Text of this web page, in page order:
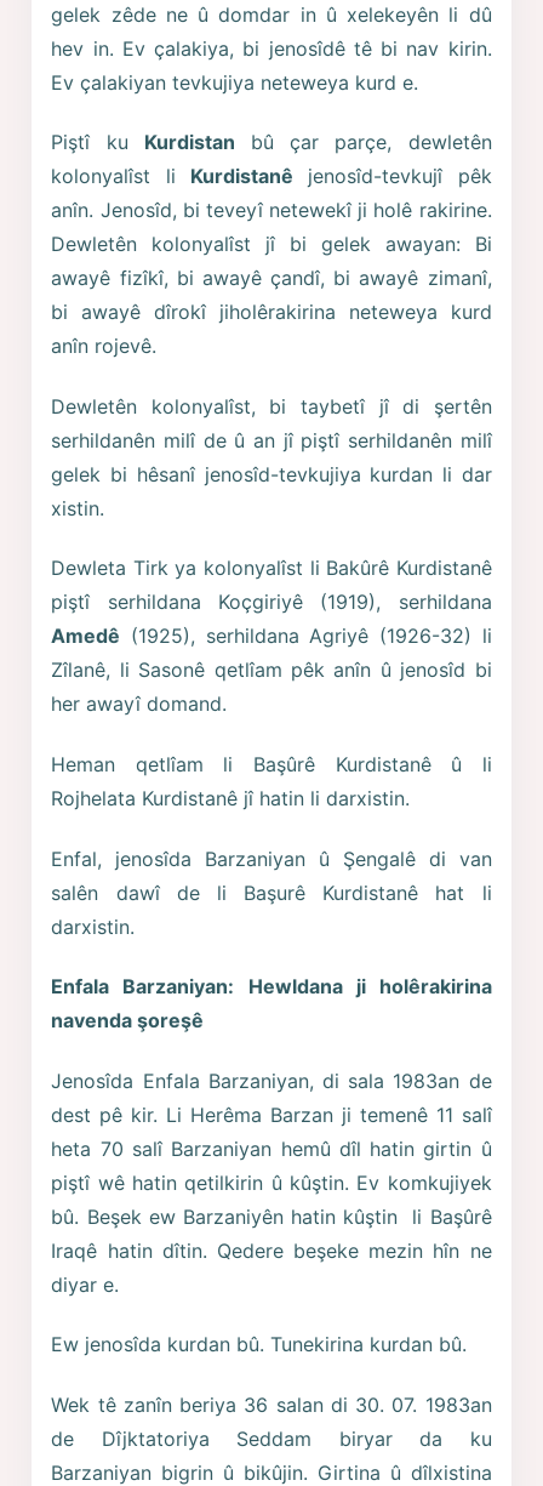
gelek zêde ne û domdar in û xelekeyên li dû
hev in. Ev çalakiya, bi jenosîdê tê bi nav kirin.
Ev çalakiyan tevkujiya neteweya kurd e.
Piştî ku Kurdistan bû çar parçe, dewletên
kolonyalîst li Kurdistanê jenosîd-tevkujî pêk
anîn. Jenosîd, bi teveyî netewekî ji holê rakirine.
Dewletên kolonyalîst jî bi gelek awayan: Bi
awayê fizîkî, bi awayê çandî, bi awayê zimanî,
bi awayê dîrokî jiholêrakirina neteweya kurd
anîn rojevê.
Dewletên kolonyalîst, bi taybetî jî di şertên
serhildanên milî de û an jî piştî serhildanên milî
gelek bi hêsanî jenosîd-tevkujiya kurdan li dar
xistin.
Dewleta Tirk ya kolonyalîst li Bakûrê Kurdistanê
piştî serhildana Koçgiriyê (1919), serhildana
Amedê (1925), serhildana Agriyê (1926-32) li
Zîlanê, li Sasonê qetlîam pêk anîn û jenosîd bi
her awayî domand.
Heman qetlîam li Başûrê Kurdistanê û li
Rojhelata Kurdistanê jî hatin li darxistin.
Enfal, jenosîda Barzaniyan û Şengalê di van
salên dawî de li Başurê Kurdistanê hat li
darxistin.
Enfala Barzaniyan: Hewldana ji holêrakirina
navenda şoreşê
Jenosîda Enfala Barzaniyan, di sala 1983an de
dest pê kir. Li Herêma Barzan ji temenê 11 salî
heta 70 salî Barzaniyan hemû dîl hatin girtin û
piştî wê hatin qetilkirin û kûştin. Ev komkujiyek
bû. Beşek ew Barzaniyên hatin kûştin li Başûrê
Iraqê hatin dîtin. Qedere beşeke mezin hîn ne
diyar e.
Ew jenosîda kurdan bû. Tunekirina kurdan bû.
Wek tê zanîn beriya 36 salan di 30. 07. 1983an
de Dîjktatoriya Seddam biryar da ku
Barzaniyan bigrin û bikûjin. Girtina û dîlxistina